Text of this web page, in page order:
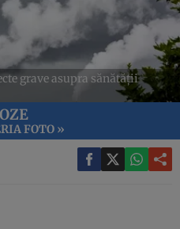
grave asupra sănătății
FOTO »